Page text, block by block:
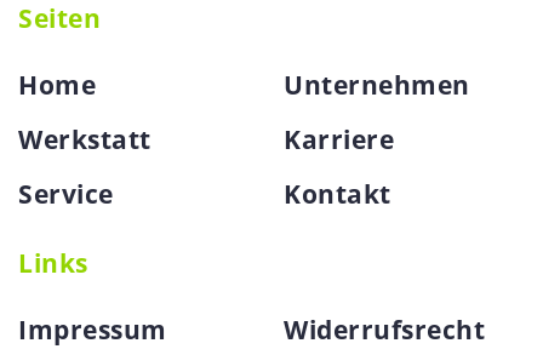
Seiten
Home
Werkstatt
Service
Unternehmen
Karriere
Kontakt
Links
Impressum
Widerrufsrecht